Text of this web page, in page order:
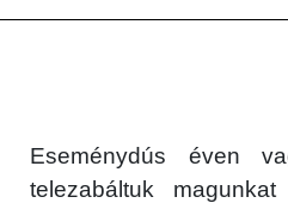
Eseménydús éven
telezabáltuk